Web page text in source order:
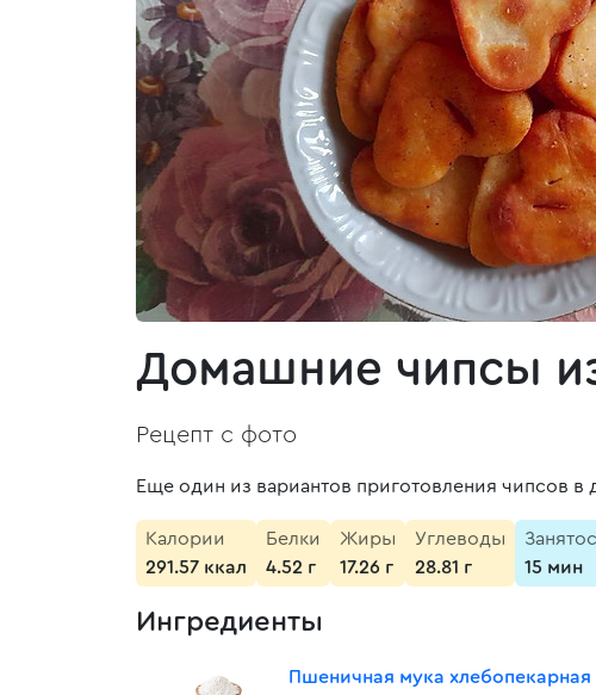
Домашние чипсы
Рецепт с фото
Еще один из вариантов приготовления чипсов
Калории
291.57 ккал
Белки
4.52 г
Жиры
17.26 г
Углеводы
28.81 г
15 мин
Ингредиенты
Пшеничная мука хлебопекарная